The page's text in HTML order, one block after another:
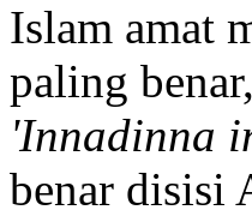
Islam amat
paling
'Innadinna
benar disisi